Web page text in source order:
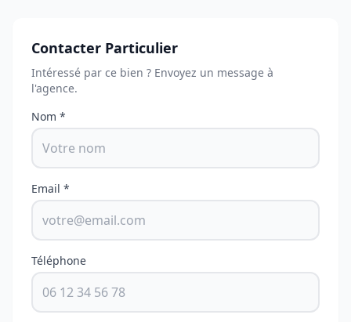
Contacter Particulier
Intéressé par ce bien ? Envoyez un message à
l'agence.
Nom *
Email *
Téléphone